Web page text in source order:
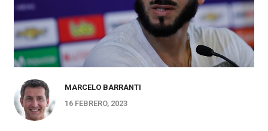
MARCELO BARRANTI
16 FEBRERO, 2023